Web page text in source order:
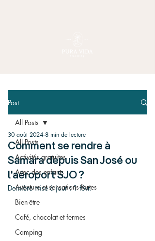
Post
All Posts
Activités gratuites
Avec des enfants
Aventure et sensations fortes
Bien-être
Café, chocolat et fermes
Camping
All Posts
Comment se rendre à
Samara depuis San José ou
l'aéroport SJO ?
30 août 2024 8 min de lecture
Dernière mise à jour :1 févr.